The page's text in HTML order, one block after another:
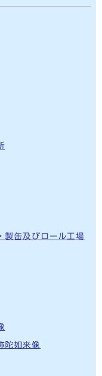
製缶及びロール工場
陀如来像